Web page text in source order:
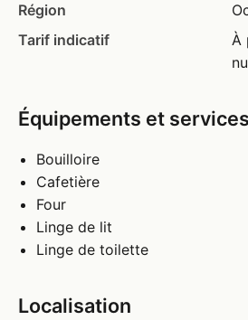
Région
Tarif indicatif
À
Équipements et services
Bouilloire
Cafetière
Four
Linge de lit
Linge de toilette
Localisation